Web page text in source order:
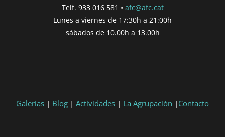
Telf. 933 016 581 • afc@afc.cat
Lunes a viernes de 17:30h a 21:00h
sábados de 10.00h a 13.00h
Galerías | Blog | Actividades | La Agrupación | Contacto